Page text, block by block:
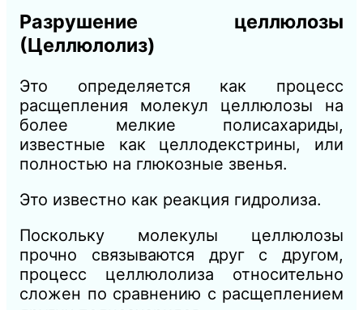
Разрушение целлюлозы
(Целлюлолиз)
Это определяется как процесс
расщепления молекул целлюлозы на
более мелкие полисахариды,
известные как целлодекстрины, или
полностью на глюкозные звенья.
Это известно как реакция гидролиза.
Поскольку молекулы целлюлозы
прочно связываются друг с другом,
процесс целлюлолиза относительно
сложен по сравнению с расщеплением